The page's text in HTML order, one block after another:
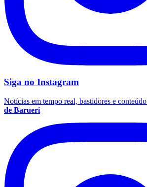
Siga no Instagram
Notícias em tempo real, bastidores e
de Barueri